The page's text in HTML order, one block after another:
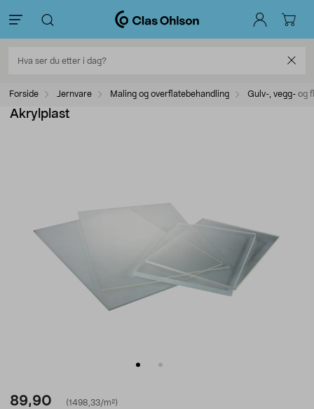
Forside Jernvare Maling og overflatebehandling Gulv-, vegg- og
Akrylplast
89,90
(1498,33/m²)